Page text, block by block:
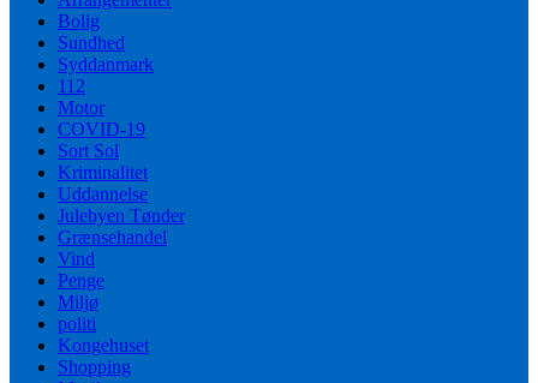
Bolig
Sundhed
Syddanmark
112
Motor
COVID-19
Sort Sol
Kriminalitet
Uddannelse
Julebyen Tønder
Grænsehandel
Vind
Penge
Miljø
politi
Kongehuset
Shopping